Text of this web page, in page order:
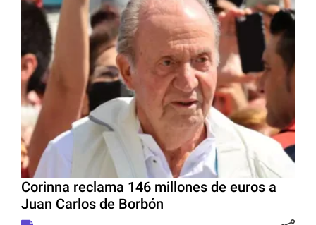
Corinna reclama 146 millones de euros a
Juan Carlos de Borbón